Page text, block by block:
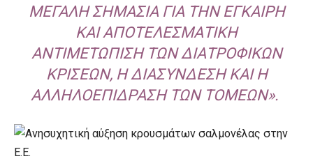
ΜΕΓΆΛΗ ΣΗΜΑΣΊΑ ΓΙΑ ΤΗΝ ΈΓΚΑΙΡΗ
ΚΑΙ ΑΠΟΤΕΛΕΣΜΑΤΙΚΉ
ΑΝΤΙΜΕΤΏΠΙΣΗ ΤΩΝ ΔΙΑΤΡΟΦΙΚΏΝ
ΚΡΊΣΕΩΝ, Η ΔΙΑΣΎΝΔΕΣΗ ΚΑΙ Η
ΑΛΛΗΛΟΕΠΊΔΡΑΣΗ ΤΩΝ ΤΟΜΈΩΝ».